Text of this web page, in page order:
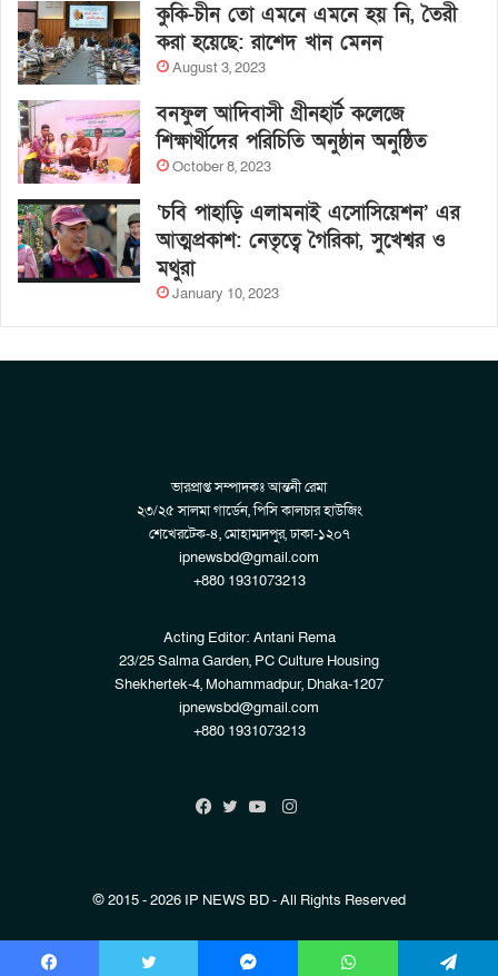
কুকি-চীন তো এমনে এমনে হয় নি, তৈরী
করা হয়েছে: রাশেদ খান মেনন
August 3, 2023
বনফুল আদিবাসী গ্রীনহার্ট কলেজে
শিক্ষার্থীদের পরিচিতি অনুষ্ঠান অনুষ্ঠিত
October 8, 2023
‘চবি পাহাড়ি এলামনাই এসোসিয়েশন’ এর
আত্মপ্রকাশ: নেতৃত্বে গৈরিকা, সুখেশ্বর ও
মথুরা
January 10, 2023
ভারপ্রাপ্ত সম্পাদকঃ আন্তনী রেমা
২৩/২৫ সালমা গার্ডেন, পিসি কালচার হাউজিং
শেখেরটেক-৪, মোহাম্মদপুর, ঢাকা-১২০৭
ipnewsbd@gmail.com
+880 1931073213
Acting Editor: Antani Rema
23/25 Salma Garden, PC Culture Housing
Shekhertek-4, Mohammadpur, Dhaka-1207
ipnewsbd@gmail.com
+880 1931073213
Instagram
© 2015 - 2026 IP NEWS BD - All Rights Reserved